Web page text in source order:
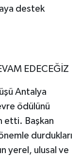
destek
EDECEĞİZ
Antalya
ödülünü
etti. Başkan
durdukları
yerel, ulusal ve